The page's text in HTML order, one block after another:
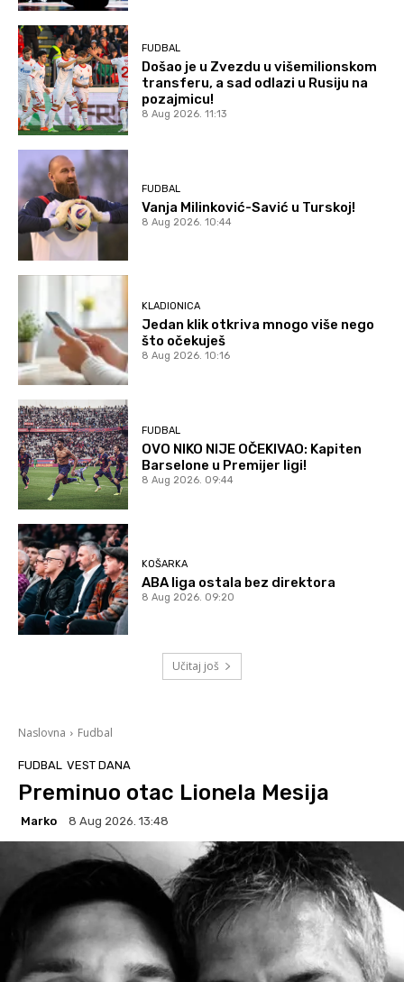
FUDBAL
Došao je u Zvezdu u višemilionskom
transferu, a sad odlazi u Rusiju na
pozajmicu!
8 Aug 2026. 11:13
FUDBAL
Vanja Milinković-Savić u Turskoj!
8 Aug 2026. 10:44
KLADIONICA
Jedan klik otkriva mnogo više nego
što očekuješ
8 Aug 2026. 10:16
FUDBAL
OVO NIKO NIJE OČEKIVAO: Kapiten
Barselone u Premijer ligi!
8 Aug 2026. 09:44
KOŠARKA
ABA liga ostala bez direktora
8 Aug 2026. 09:20
Učitaj još